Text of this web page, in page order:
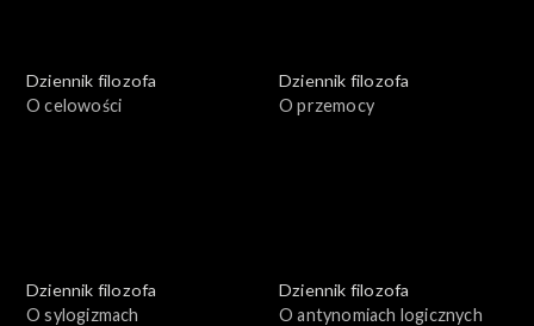
Dziennik filozofa
O celowości
Dziennik filozofa
O przemocy
Dziennik filozofa
O sylogizmach
Dziennik filozofa
O antynomiach logicznych